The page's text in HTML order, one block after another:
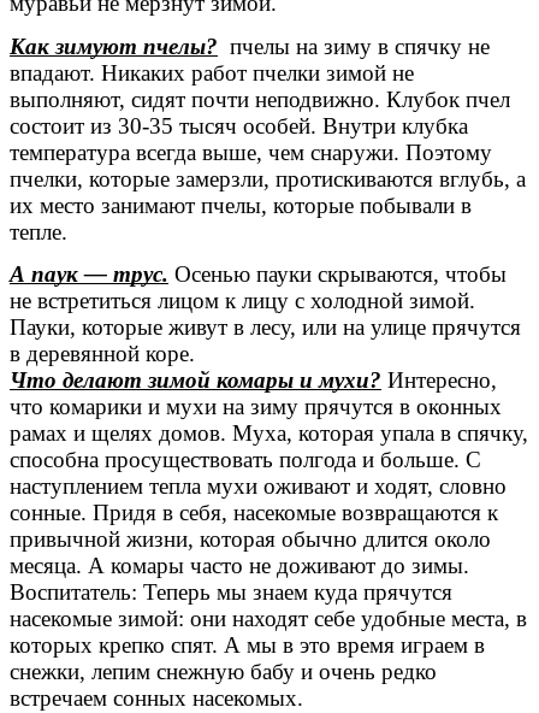
Как зимуют пчелы? пчелы на зиму в спячку не
впадают. Никаких работ пчелки зимой не
выполняют, сидят почти неподвижно. Клубок пчел
состоит из 30-35 тысяч особей. Внутри клубка
температура всегда выше, чем снаружи. Поэтому
пчелки, которые замерзли, протискиваются вглубь, а
их место занимают пчелы, которые побывали в
тепле.
А паук — трус. Осенью пауки скрываются, чтобы
не встретиться лицом к лицу с холодной зимой.
Пауки, которые живут в лесу, или на улице прячутся
в деревянной коре.
Что делают зимой комары и мухи? Интересно,
что комарики и мухи на зиму прячутся в оконных
рамах и щелях домов. Муха, которая упала в спячку,
способна просуществовать полгода и больше. С
наступлением тепла мухи оживают и ходят, словно
сонные. Придя в себя, насекомые возвращаются к
привычной жизни, которая обычно длится около
месяца. А комары часто не доживают до зимы.
Воспитатель: Теперь мы знаем куда прячутся
насекомые зимой: они находят себе удобные места, в
которых крепко спят. А мы в это время играем в
снежки, лепим снежную бабу и очень редко
встречаем сонных насекомых.